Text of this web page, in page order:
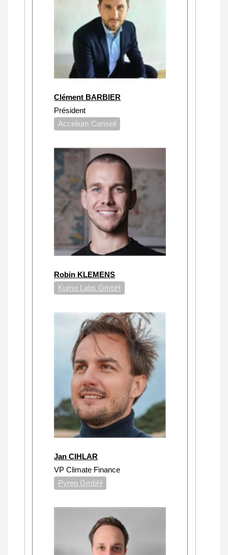
Clément BARBIER
Président
Accelium Conseil
Robin KLEMENS
Kumo Labs GmbH
Jan CIHLAR
VP Climate Finance
Pyreg GmbH